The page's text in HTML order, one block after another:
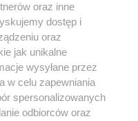
może być powielany i
w jakikolwiek sposób (w
na jakimkolwiek polu
z umieszczaniem w
praw. Jakiekolwiek użycie lub
z naruszeniem prawa,
groźbą kary i może być
oraz inne
dostęp i
oraz
jak unikalne
wysyłane przez
w celu zapewniania
spersonalizowanych
odbiorców oraz